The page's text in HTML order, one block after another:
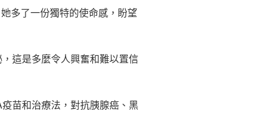
多了一份獨特的使命感，盼望
這是多麼令人興奮和難以置信
苗和治療法，對抗胰腺癌、黑